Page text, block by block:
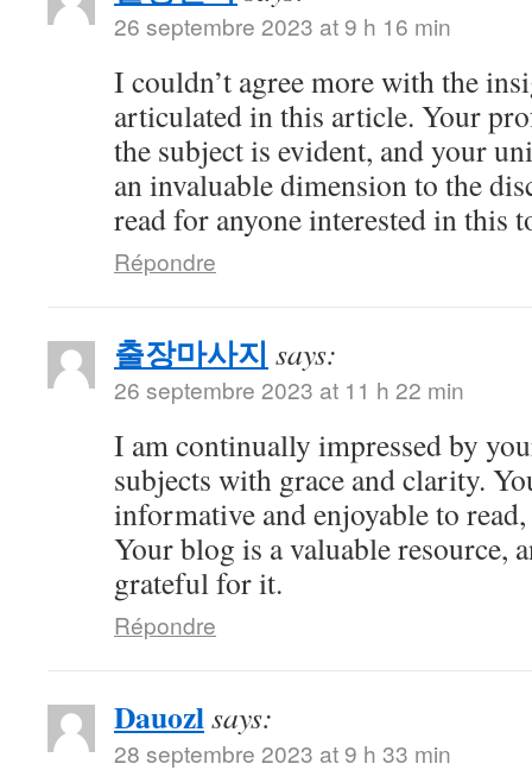
26 septembre 2023 at 9 h 16 min
I couldn’t agree more with the
articulated in this article. Your
the subject is evident, and your
an invaluable dimension to the
read for anyone interested in this
Répondre
출장마사지 says:
26 septembre 2023 at 11 h 22 min
I am continually impressed by
subjects with grace and clarity.
informative and enjoyable to
Your blog is a valuable resource,
grateful for it.
Répondre
Dauozlsays:
28 septembre 2023 at 9 h 33 min